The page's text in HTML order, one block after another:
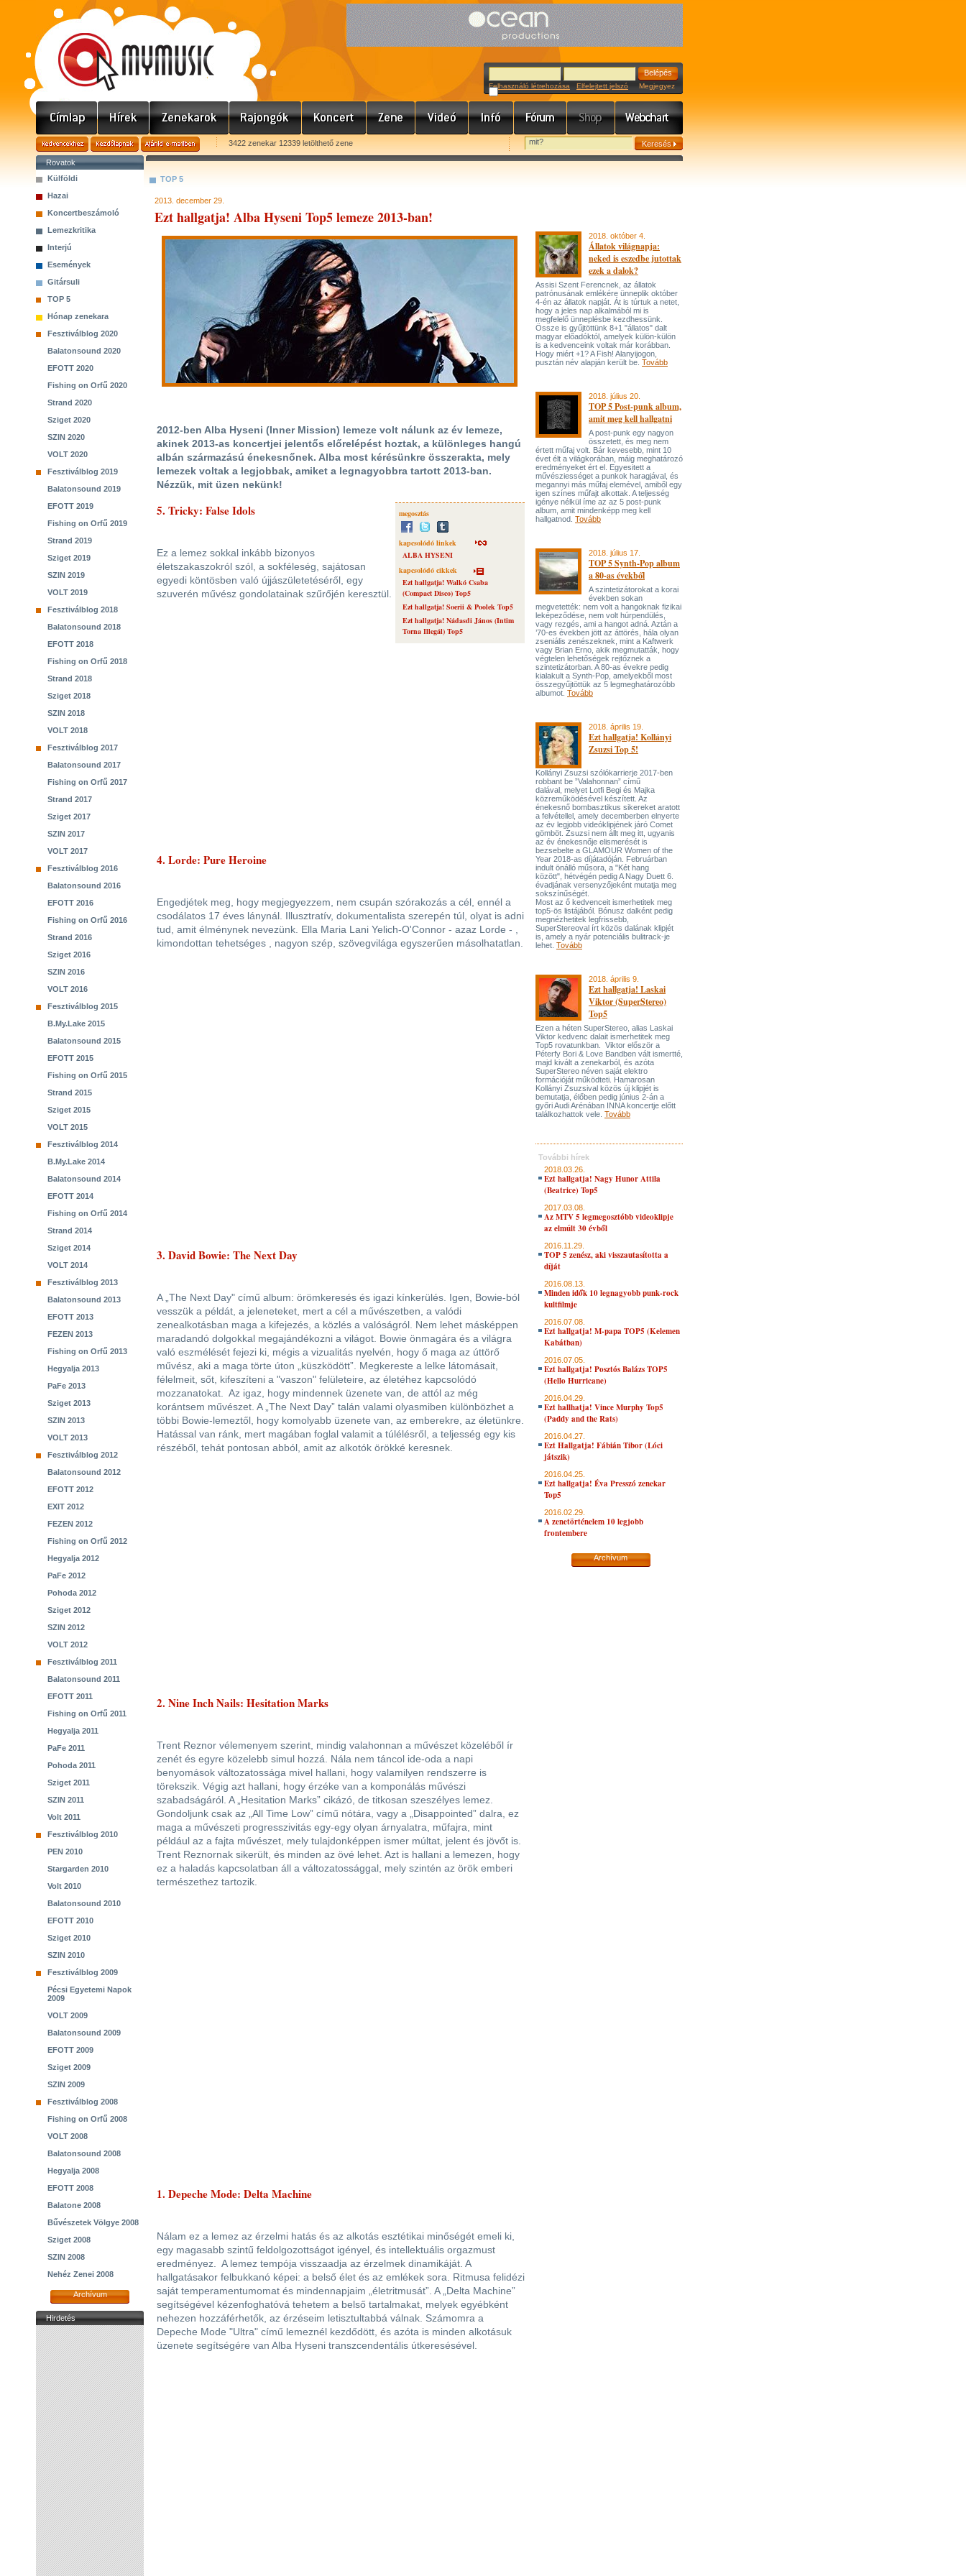
Felhasználó létrehozása Elfelejtett jelszó Megjegyez
3422 zenekar 12339 letölthető zene
Rovatok
Külföldi
Hazai
Koncertbeszámoló
Lemezkritika
Interjú
Események
Gitársuli
TOP 5
Hónap zenekara
Fesztiválblog 2020
Balatonsound 2020
EFOTT 2020
Fishing on Orfű 2020
Strand 2020
Sziget 2020
SZIN 2020
VOLT 2020
Fesztiválblog 2019
Balatonsound 2019
EFOTT 2019
Fishing on Orfű 2019
Strand 2019
Sziget 2019
SZIN 2019
VOLT 2019
Fesztiválblog 2018
Balatonsound 2018
EFOTT 2018
Fishing on Orfű 2018
Strand 2018
Sziget 2018
SZIN 2018
VOLT 2018
Fesztiválblog 2017
Balatonsound 2017
Fishing on Orfű 2017
Strand 2017
Sziget 2017
SZIN 2017
VOLT 2017
Fesztiválblog 2016
Balatonsound 2016
EFOTT 2016
Fishing on Orfű 2016
Strand 2016
Sziget 2016
SZIN 2016
VOLT 2016
Fesztiválblog 2015
B.My.Lake 2015
Balatonsound 2015
EFOTT 2015
Fishing on Orfű 2015
Strand 2015
Sziget 2015
VOLT 2015
Fesztiválblog 2014
B.My.Lake 2014
Balatonsound 2014
EFOTT 2014
Fishing on Orfű 2014
Strand 2014
Sziget 2014
VOLT 2014
Fesztiválblog 2013
Balatonsound 2013
EFOTT 2013
FEZEN 2013
Fishing on Orfű 2013
Hegyalja 2013
PaFe 2013
Sziget 2013
SZIN 2013
VOLT 2013
Fesztiválblog 2012
Balatonsound 2012
EFOTT 2012
EXIT 2012
FEZEN 2012
Fishing on Orfű 2012
Hegyalja 2012
PaFe 2012
Pohoda 2012
Sziget 2012
SZIN 2012
VOLT 2012
Fesztiválblog 2011
Balatonsound 2011
EFOTT 2011
Fishing on Orfű 2011
Hegyalja 2011
PaFe 2011
Pohoda 2011
Sziget 2011
SZIN 2011
Volt 2011
Fesztiválblog 2010
PEN 2010
Stargarden 2010
Volt 2010
Balatonsound 2010
EFOTT 2010
Sziget 2010
SZIN 2010
Fesztiválblog 2009
Pécsi Egyetemi Napok
2009
VOLT 2009
Balatonsound 2009
EFOTT 2009
Sziget 2009
SZIN 2009
Fesztiválblog 2008
Fishing on Orfű 2008
VOLT 2008
Balatonsound 2008
Hegyalja 2008
EFOTT 2008
Balatone 2008
Bűvészetek Völgye 2008
Sziget 2008
SZIN 2008
Nehéz Zenei 2008
Archívum
Hirdetés
TOP 5
2013. december 29.
Ezt hallgatja! Alba Hyseni Top5 lemeze 2013-ban!
2012-ben Alba Hyseni (Inner Mission) lemeze volt nálunk az év lemeze,
akinek 2013-as koncertjei jelentős előrelépést hoztak, a különleges hangú
albán származású énekesnőnek. Alba most kérésünkre összerakta, mely
lemezek voltak a legjobbak, amiket a legnagyobbra tartott 2013-ban.
Nézzük, mit üzen nekünk!
megosztás
kapcsolódó linkek
ALBA HYSENI
kapcsolódó cikkek
Ezt hallgatja! Walkó Csaba
(Compact Disco) Top5
Ezt hallgatja! Soerii & Poolek Top5
Ezt hallgatja! Nádasdi János (Intim
Torna Illegál) Top5
5. Tricky: False Idols
Ez a lemez sokkal inkább bizonyos
életszakaszokról szól, a sokféleség, sajátosan
egyedi köntösben való újjászületetéséről, egy
szuverén művész gondolatainak szűrőjén keresztül.
4. Lorde: Pure Heroine
Engedjétek meg, hogy megjegyezzem, nem csupán szórakozás a cél, ennél a
csodálatos 17 éves lánynál. Illusztratív, dokumentalista szerepén túl, olyat is adni
tud, amit élménynek nevezünk. Ella Maria Lani Yelich-O'Connor - azaz Lorde - ,
kimondottan tehetséges , nagyon szép, szövegvilága egyszerűen másolhatatlan.
3. David Bowie: The Next Day
A „The Next Day" című album: örömkeresés és igazi kínkerülés. Igen, Bowie-ból
vesszük a példát, a jeleneteket, mert a cél a művészetben, a valódi
zenealkotásban maga a kifejezés, a közlés a valóságról. Nem lehet másképpen
maradandó dolgokkal megajándékozni a világot. Bowie önmagára és a világra
való eszmélését fejezi ki, mégis a vizualitás nyelvén, hogy ő maga az úttörő
művész, aki a maga törte úton „küszködött”. Megkereste a lelke látomásait,
félelmeit, sőt, kifeszíteni a "vaszon" felületeire, az életéhez kapcsolódó
mozzanatokat. Az igaz, hogy mindennek üzenete van, de attól az még
korántsem művészet. A „The Next Day” talán valami olyasmiben különbözhet a
többi Bowie-lemeztől, hogy komolyabb üzenete van, az emberekre, az életünkre.
Hatással van ránk, mert magában foglal valamit a túlélésről, a teljesség egy kis
részéből, tehát pontosan abból, amit az alkotók örökké keresnek.
2. Nine Inch Nails: Hesitation Marks
Trent Reznor vélemenyem szerint, mindig valahonnan a művészet közeléből ír
zenét és egyre közelebb simul hozzá. Nála nem táncol ide-oda a napi
benyomások változatossága mivel hallani, hogy valamilyen rendszerre is
törekszik. Végig azt hallani, hogy érzéke van a komponálás művészi
szabadságáról. A „Hesitation Marks” cikázó, de titkosan szeszélyes lemez.
Gondoljunk csak az „All Time Low” című nótára, vagy a „Disappointed” dalra, ez
maga a művészeti progresszivitás egy-egy olyan árnyalatra, műfajra, mint
például az a fajta művészet, mely tulajdonképpen ismer múltat, jelent és jövőt is.
Trent Reznornak sikerült, és minden az övé lehet. Azt is hallani a lemezen, hogy
ez a haladás kapcsolatban áll a változatossággal, mely szintén az örök emberi
természethez tartozik.
1. Depeche Mode: Delta Machine
Nálam ez a lemez az érzelmi hatás és az alkotás esztétikai minőségét emeli ki,
egy magasabb szintű feldolgozottságot igényel, és intellektuális orgazmust
eredményez. A lemez tempója visszaadja az érzelmek dinamikáját. A
hallgatásakor felbukkanó képei: a belső élet és az emlékek sora. Ritmusa felidézi
saját temperamentumomat és mindennapjaim „életritmusát”. A „Delta Machine”
segítségével kézenfoghatóvá tehetem a belső tartalmakat, melyek egyébként
nehezen hozzáférhetők, az érzéseim letisztultabbá válnak. Számomra a
Depeche Mode "Ultra" című lemeznél kezdődött, és azóta is minden alkotásuk
üzenete segítségére van Alba Hyseni transzcendentális útkeresésével.
2018. október 4.
Állatok világnapja:
neked is eszedbe jutottak
ezek a dalok?
Assisi Szent Ferencnek, az állatok
patrónusának emlékére ünneplik október
4-én az állatok napját. Át is túrtuk a netet,
hogy a jeles nap alkalmából mi is
megfelelő ünneplésbe kezdhessünk.
Össze is gyűjtöttünk 8+1 "állatos" dalt
magyar előadóktól, amelyek külön-külön
is a kedvenceink voltak már korábban.
Hogy miért +1? A Fish! Alanyijogon,
pusztán név alapján került be. Tovább
2018. július 20.
TOP 5 Post-punk album,
amit meg kell hallgatni
A post-punk egy nagyon
összetett, és meg nem
értett műfaj volt. Bár kevesebb, mint 10
évet élt a világkorában, máig meghatározó
eredményeket ért el. Egyesitett a
művésziességet a punkok haragjával, és
megannyi más műfaj elemével, amiből egy
igen színes műfajt alkottak. A teljesség
igénye nélkül íme az az 5 post-punk
album, amit mindenképp meg kell
hallgatnod. Tovább
2018. július 17.
TOP 5 Synth-Pop album
a 80-as évekből
A szintetizátorokat a korai
években sokan
megvetették: nem volt a hangoknak fizikai
leképeződése, nem volt húrpendülés,
vagy rezgés, ami a hangot adná. Aztán a
’70-es években jött az áttörés, hála olyan
zseniális zenészeknek, mint a Kaftwerk
vagy Brian Erno, akik megmutatták, hogy
végtelen lehetőségek rejtőznek a
szintetizátorban. A 80-as évekre pedig
kialakult a Synth-Pop, amelyekből most
összegyűjtöttük az 5 legmeghatározóbb
albumot. Tovább
2018. április 19.
Ezt hallgatja! Kollányi
Zsuzsi Top 5!
Kollányi Zsuzsi szólókarrierje 2017-ben
robbant be ”Valahonnan” című
dalával, melyet Lotfi Begi és Majka
közreműködésével készített. Az
énekesnő bombasztikus sikereket aratott
a felvétellel, amely decemberben elnyerte
az év legjobb videóklipjének járó Comet
gömböt. Zsuzsi nem állt meg itt, ugyanis
az év énekesnője elismerését is
bezsebelte a GLAMOUR Women of the
Year 2018-as díjátadóján. Februárban
indult önálló műsora, a "Két hang
között", hétvégén pedig A Nagy Duett 6.
évadjának versenyzőjeként mutatja meg
sokszínűségét.
Most az ő kedvenceit ismerhetitek meg
top5-ös listájából. Bónusz dalként pedig
megnézhetitek legfrissebb,
SuperStereoval írt közös dalának klipjét
is, amely a nyár potenciális bulitrack-je
lehet. Tovább
2018. április 9.
Ezt hallgatja! Laskai
Viktor (SuperStereo)
Top5
Ezen a héten SuperStereo, alias Laskai
Viktor kedvenc dalait ismerhetitek meg
Top5 rovatunkban. Viktor először a
Péterfy Bori & Love Bandben vált ismertté,
majd kivált a zenekarból, és azóta
SuperStereo néven saját elektro
formációját működteti. Hamarosan
Kollányi Zsuzsival közös új klipjét is
bemutatja, élőben pedig június 2-án a
győri Audi Arénában INNA koncertje előtt
találkozhattok vele. Tovább
További hírek
2018.03.26.
Ezt hallgatja! Nagy Hunor Attila
(Beatrice) Top5
2017.03.08.
Az MTV 5 legmegosztóbb videoklipje
az elmúlt 30 évből
2016.11.29.
TOP 5 zenész, aki visszautasította a
díját
2016.08.13.
Minden idők 10 legnagyobb punk-rock
kultfilmje
2016.07.08.
Ezt hallgatja! M-papa TOP5 (Kelemen
Kabátban)
2016.07.05.
Ezt hallgatja! Posztós Balázs TOP5
(Hello Hurricane)
2016.04.29.
Ezt hallhatja! Vince Murphy Top5
(Paddy and the Rats)
2016.04.27.
Ezt Hallgatja! Fábián Tibor (Lóci
játszik)
2016.04.25.
Ezt hallgatja! Éva Presszó zenekar
Top5
2016.02.29.
A zenetörténelem 10 legjobb
frontembere
Archívum